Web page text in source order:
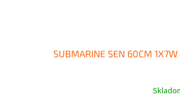
SUBMARINE SEN 60CM